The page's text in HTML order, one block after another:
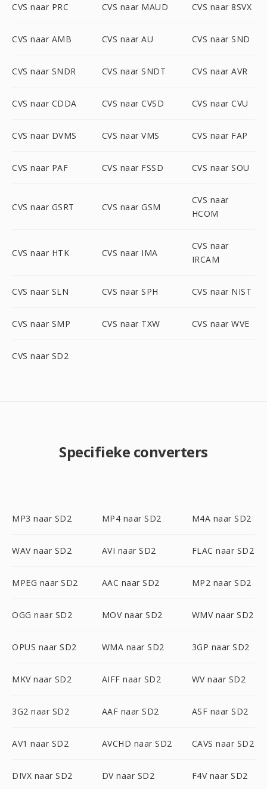
CVS naar PRC CVS naar MAUD CVS naar 8SVX
CVS naar AMB CVS naar AU CVS naar SND
CVS naar SNDR CVS naar SNDT CVS naar AVR
CVS naar CDDA CVS naar CVSD CVS naar CVU
CVS naar DVMS CVS naar VMS CVS naar FAP
CVS naar PAF CVS naar FSSD CVS naar SOU
CVS naar GSRT CVS naar GSM
CVS naar
HCOM
CVS naar HTK CVS naar IMA
CVS naar
IRCAM
CVS naar SLN CVS naar SPH CVS naar NIST
CVS naar SMP CVS naar TXW CVS naar WVE
CVS naar SD2
Specifieke converters
MP3 naar SD2 MP4 naar SD2 M4A naar SD2
WAV naar SD2 AVI naar SD2 FLAC naar SD2
MPEG naar SD2 AAC naar SD2 MP2 naar SD2
OGG naar SD2 MOV naar SD2 WMV naar SD2
OPUS naar SD2 WMA naar SD2 3GP naar SD2
MKV naar SD2 AIFF naar SD2 WV naar SD2
3G2 naar SD2 AAF naar SD2 ASF naar SD2
AV1 naar SD2 AVCHD naar SD2 CAVS naar SD2
DIVX naar SD2 DV naar SD2 F4V naar SD2